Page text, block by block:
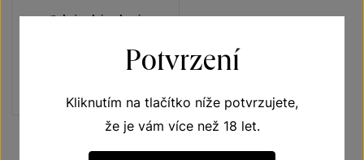
Sylvánské zelené
pozdní sběr 2023
180Kč
Potvrzení
Kliknutím na tlačítko níže potvrzujete,
že je vám více než 18 let.